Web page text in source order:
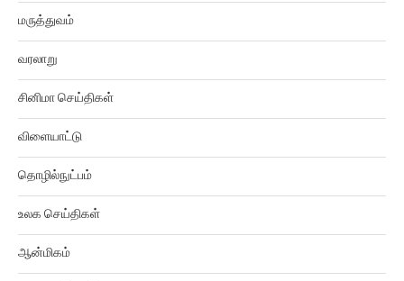
வரலாறு
சினிமா செய்திகள்
விளையாட்டு
தொழில்நுட்பம்
உலக செய்திகள்
ஆன்மிகம்
துளி செய்திகள்